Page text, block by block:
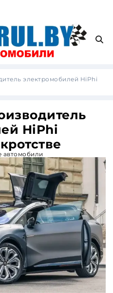
электромобилей HiPhi
HiPhi
автомобили